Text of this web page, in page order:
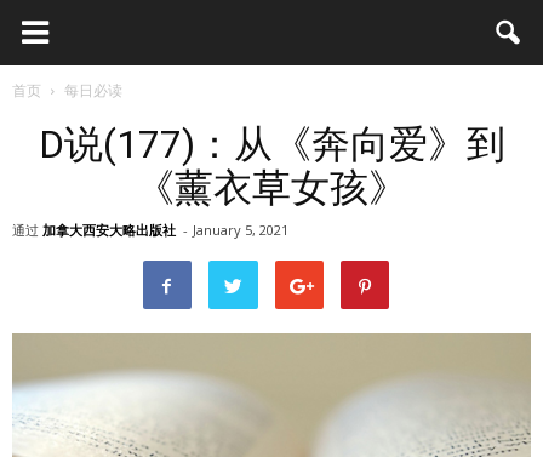
首页 每日必读
D说(177)：从《奔向爱》到
《薰衣草女孩》
通过 加拿大西安大略出版社 - January 5, 2021